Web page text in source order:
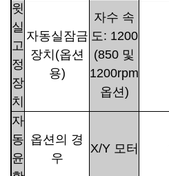
윗
실
고
정
장
치
자동실잠금
장치(옵션
용)
자수 속
도: 1200
(850 및
1200rpm
옵션)
자
동
윤
옵션의 경
우
X/Y 모터